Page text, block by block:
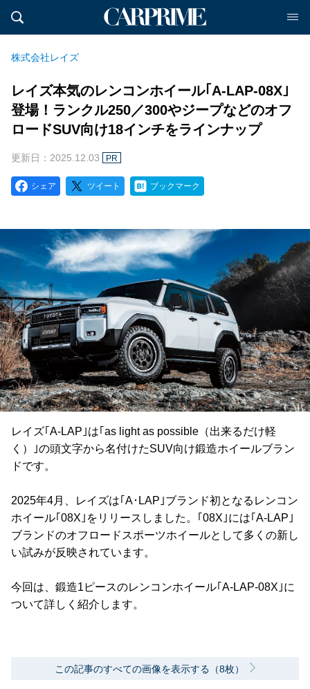
株式会社レイズ
レイズ本気のレンコンホイール｢A-LAP-08X｣
登場！ランクル250／300やジープなどのオフ
ロードSUV向け18インチをラインナップ
更新日：2025.12.03 PR
シェア ツイート ブックマーク
レイズ｢A-LAP｣は｢as light as possible（出来るだけ軽
く）｣の頭文字から名付けたSUV向け鍛造ホイールブラン
ドです。
2025年4月、レイズは｢A･LAP｣ブランド初となるレンコン
ホイール｢08X｣をリリースしました。｢08X｣には｢A-LAP｣
ブランドのオフロードスポーツホイールとして多くの新し
い試みが反映されています。
今回は、鍛造1ピースのレンコンホイール｢A-LAP-08X｣に
ついて詳しく紹介します。
この記事のすべての画像を表示する（8枚）